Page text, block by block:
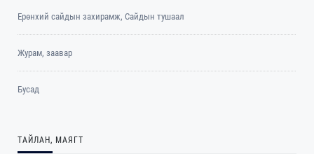
Ерөнхий сайдын захирамж, Сайдын тушаал
Журам, заавар
Бусад
ТАЙЛАН, МАЯГТ